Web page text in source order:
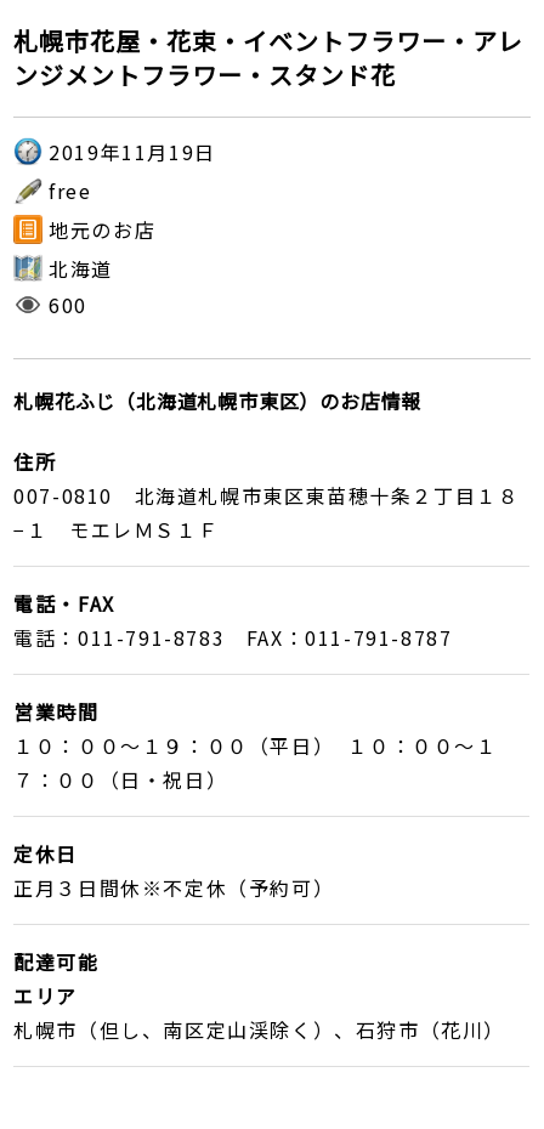
札幌市花屋・花束・イベントフラワー・アレ
ンジメントフラワー・スタンド花
2019年11月19日
free
地元のお店
北海道
600
札幌花ふじ（北海道札幌市東区）のお店情報
住所
007-0810 北海道札幌市東区東苗穂十条２丁目１８
−１ モエレＭＳ１Ｆ
電話・FAX
電話：011-791-8783 FAX：011-791-8787
営業時間
１０：００〜１９：００（平日） １０：００〜１
７：００（日・祝日）
定休日
正月３日間休※不定休（予約可）
配達可能
エリア
札幌市（但し、南区定山渓除く）、石狩市（花川）